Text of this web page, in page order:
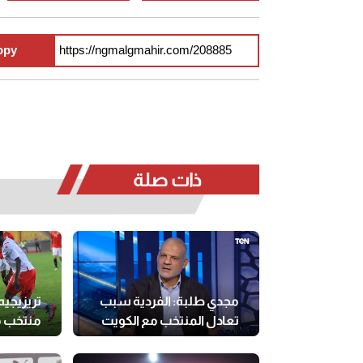
ذات صلة
مجدي طلبة: الفردية سبب
تعادل المنتخب مع الكويت
العرب